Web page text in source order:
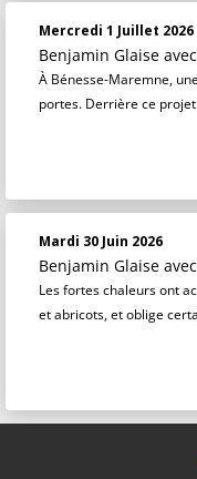
Mercredi 1 Juillet 2026
Benjamin Glaise
À Bénesse-Maremne,
portes. Derrière ce
Mardi 30 Juin 2026
Benjamin Glaise
Les fortes chaleurs ont
et abricots, et oblige